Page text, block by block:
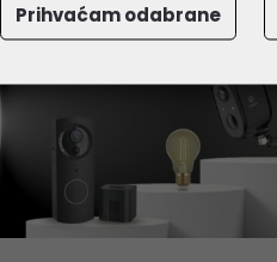
Prihvaćam odabrane